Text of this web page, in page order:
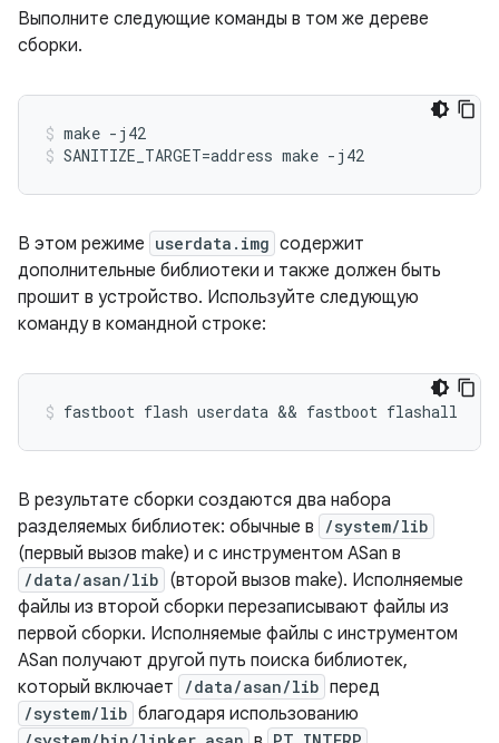
Выполните следующие команды в том же дереве
сборки.
make -j42
SANITIZE_TARGET=address make -j42
В этом режиме userdata.img содержит
дополнительные библиотеки и также должен быть
прошит в устройство. Используйте следующую
команду в командной строке:
В результате сборки создаются два набора
разделяемых библиотек: обычные в
/system/lib
(первый вызов make) и с инструментом ASan в
/data/asan/lib (второй вызов make). Исполняемые
файлы из второй сборки перезаписывают файлы из
первой сборки. Исполняемые файлы с инструментом
ASan получают другой путь поиска библиотек,
который включает
/data/asan/lib перед
/system/lib благодаря использованию